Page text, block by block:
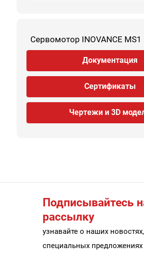
Сервомотор INOVANCE MS1
Документация
Сертификаты
Чертежи и 3D
Подписывайтесь
рассылку
узнавайте о наших
специальных предложениях